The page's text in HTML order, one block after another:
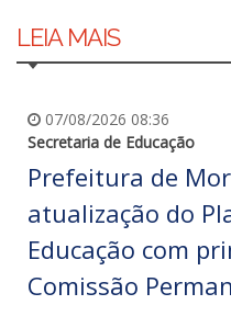
LEIA MAIS
07/08/2026 08:36
Secretaria de Educação
Prefeitura de
atualização do
Educação com
Comissão